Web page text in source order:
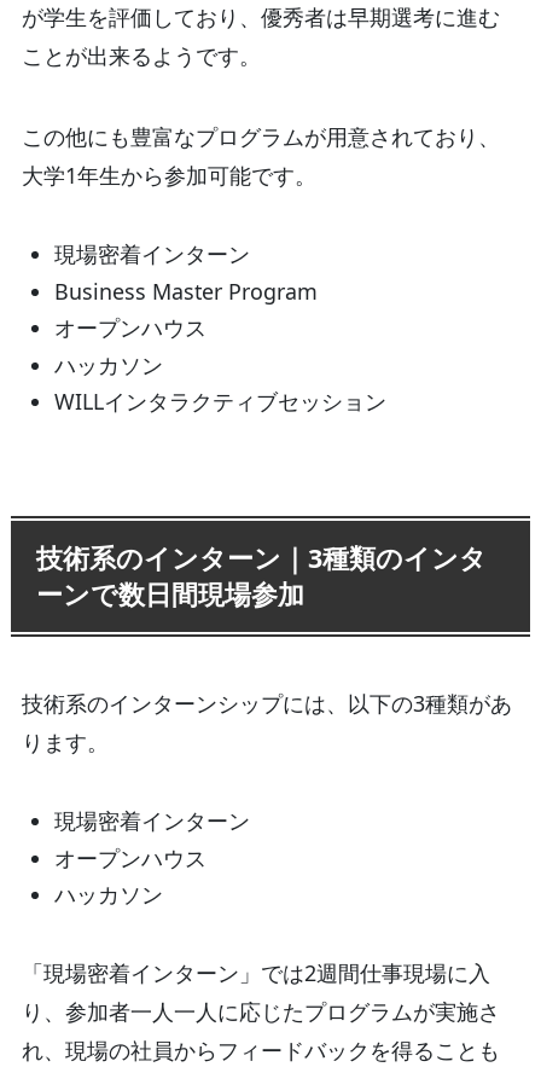
が学生を評価しており、優秀者は早期選考に進む
ことが出来るようです。
この他にも豊富なプログラムが用意されており、
大学1年生から参加可能です。
現場密着インターン
Business Master Program
オープンハウス
ハッカソン
WILLインタラクティブセッション
技術系のインターン｜3種類のインタ
ーンで数日間現場参加
技術系のインターンシップには、以下の3種類があ
ります。
現場密着インターン
オープンハウス
ハッカソン
「現場密着インターン」では2週間仕事現場に入
り、参加者一人一人に応じたプログラムが実施さ
れ、現場の社員からフィードバックを得ることも